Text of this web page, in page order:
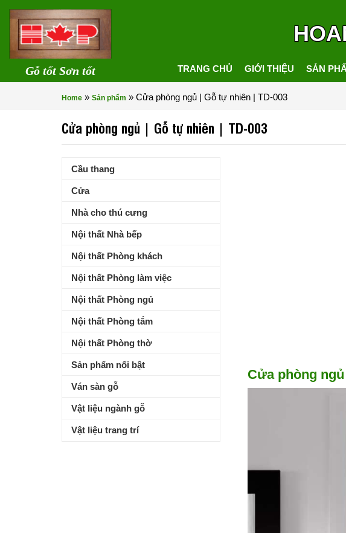
Gỗ tốt Sơn tốt TRANG CHỦ GIỚI THIỆU SẢN
Home » Sản phẩm » Cửa phòng ngủ | Gỗ tự nhiên | TD-003
Cửa phòng ngủ | Gỗ tự nhiên | TD-003
Cửa phòng
Cầu thang
Cửa
Nhà cho thú cưng
Nội thất Nhà bếp
Nội thất Phòng khách
Nội thất Phòng làm việc
Nội thất Phòng ngủ
Nội thất Phòng tắm
Nội thất Phòng thờ
Sản phẩm nổi bật
Ván sàn gỗ
Vật liệu ngành gỗ
Vật liệu trang trí